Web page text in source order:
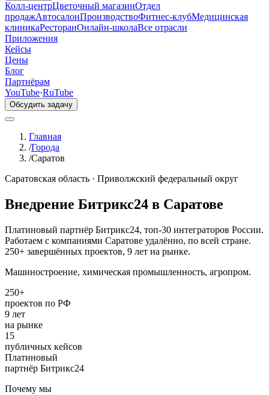
Колл-центрЦветочный магазинОтдел
продажАвтосалонПроизводствоФитнес-клубМедицинская
клиникаРесторанОнлайн-школаВсе отрасли
Приложения
Кейсы
Цены
Блог
Партнёрам
YouTube·RuTube
Обсудить задачу
Главная
/Города
/Саратов
Саратовская область · Приволжский федеральный округ
Внедрение Битрикс24 в Саратове
Платиновый партнёр Битрикс24, топ-30 интеграторов России.
Работаем с компаниями Саратове удалённо, по всей стране.
250+ завершённых проектов, 9 лет на рынке.
Машиностроение, химическая промышленность, агропром.
250+
проектов по РФ
9 лет
на рынке
15
публичных кейсов
Платиновый
партнёр Битрикс24
Почему мы